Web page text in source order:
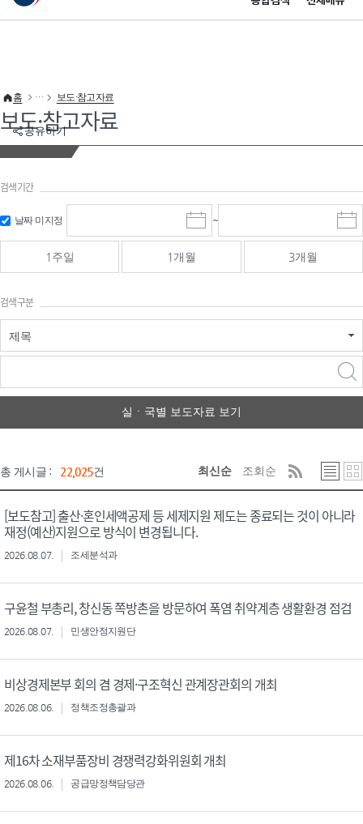
이 누리집은 대한민국 공식 전자정부 누리집입니다.
공유하기
홈 보도·참고자료
보도·참고자료
검색기간
날짜 미지정
시
작
일
선
~
종
료
선
1주일 1개월 3개월
검색구분
제목
실ㆍ국별 보도자료 보기
총 게시글 : 22,025건 최신순 조회순
[보도참고] 출산·혼인세액공제 등 세제지원 제도는 종료되는 것이 아니라
재정(예산)지원으로 방식이 변경됩니다.
2026.08.07. 조세분석과
구윤철 부총리, 창신동 쪽방촌을 방문하여 폭염 취약계층 생활환경 점검
2026.08.07. 민생안정지원단
비상경제본부 회의 겸 경제·구조혁신 관계장관회의 개최
2026.08.06. 정책조정총괄과
제16차 소재부품장비 경쟁력강화위원회 개최
2026.08.06. 공급망정책담당관